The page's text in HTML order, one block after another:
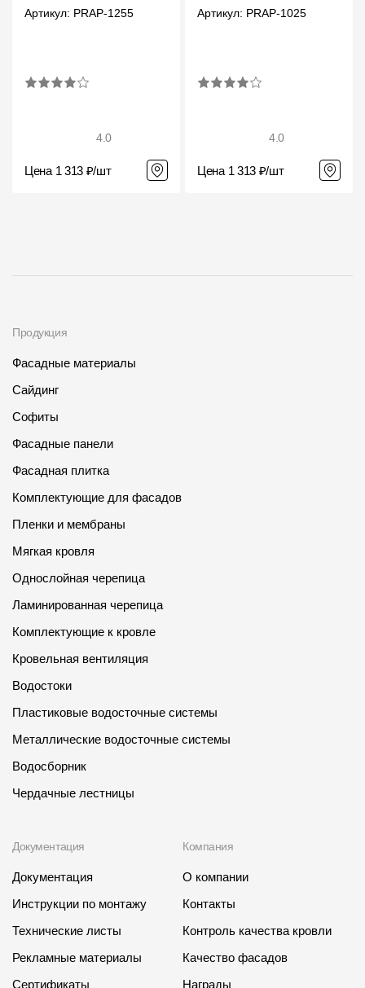
Артикул: PRAP-1255
4.0
Цена 1 313 ₽/шт
Артикул: PRAP-1025
4.0
Цена 1 313 ₽/шт
Продукция
Фасадные материалы
Сайдинг
Софиты
Фасадные панели
Фасадная плитка
Комплектующие для фасадов
Пленки и мембраны
Мягкая кровля
Однослойная черепица
Ламинированная черепица
Комплектующие к кровле
Кровельная вентиляция
Водостоки
Пластиковые водосточные системы
Металлические водосточные системы
Водосборник
Чердачные лестницы
Документация
Документация
Инструкции по монтажу
Технические листы
Рекламные материалы
Сертификаты
Компания
О компании
Контакты
Контроль качества кровли
Качество фасадов
Награды